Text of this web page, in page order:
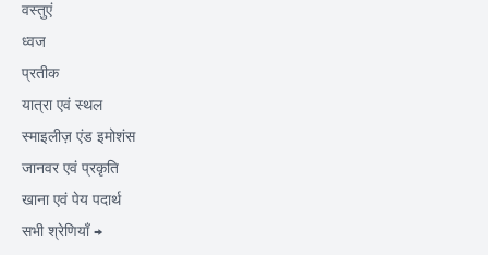
वस्तुएं
ध्वज
प्रतीक
यात्रा एवं स्थल
स्माइलीज़ एंड इमोशंस
जानवर एवं प्रकृति
खाना एवं पेय पदार्थ
सभी श्रेणियाँ →